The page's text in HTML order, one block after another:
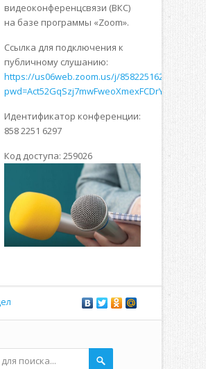
видеоконференцсвязи (ВКС)
на базе программы «Zoom».
Ссылка для подключения к
публичному слушанию:
https://us06web.zoom.us/j/85822516297?
pwd=Act52GqSzj7mwFweoXmexFCDrYIACW.1
Идентификатор конференции:
858 2251 6297
Код доступа: 259026